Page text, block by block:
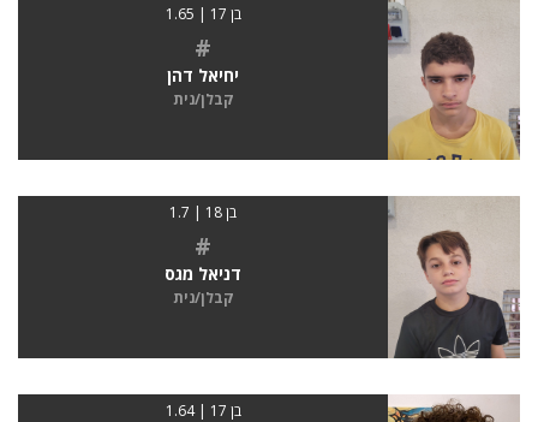
בן 17 | 1.65
#
יחיאל דהן
קבלן/נית
בן 18 | 1.7
#
דניאל מגס
קבלן/נית
בן 17 | 1.64